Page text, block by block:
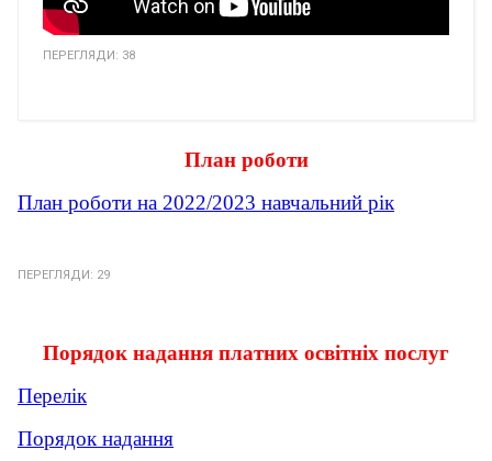
ПЕРЕГЛЯДИ: 38
План роботи
План роботи на 2022/2023 навчальний рік
ПЕРЕГЛЯДИ: 29
Порядок надання платних освітніх послуг
Перелік
Порядок надання